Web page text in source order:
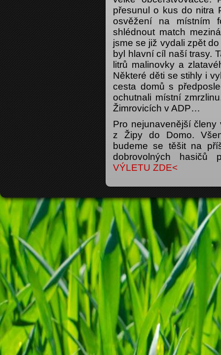
přesunul o kus do nitra
osvěžení na místním
shlédnout match
jsme se již vydali zpět
byl hlavní cíl naší trasy.
litrů malinovky a
Některé děti se stihly i
cesta domů s
ochutnali místní
Žimrovicích v ADP…
Pro nejunavenější
z Žipy do Domo.
budeme se těšit na
dobrovolných
VÝLETU ZDE<